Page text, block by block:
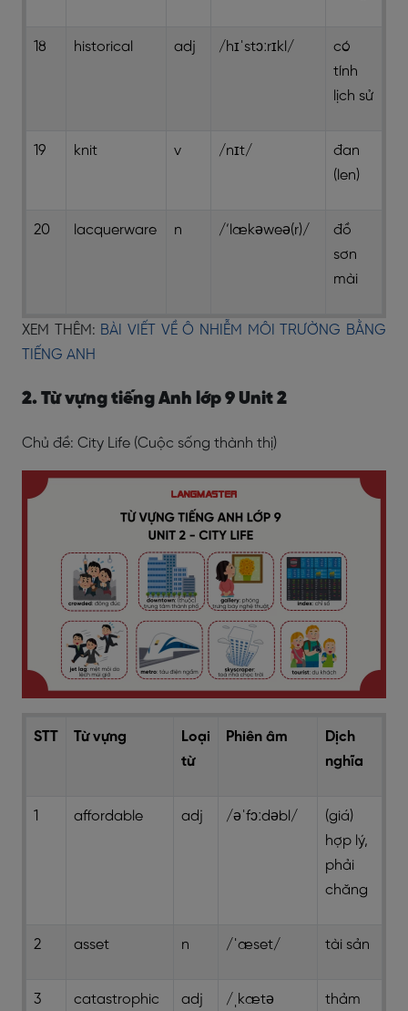
18 historical adj /hɪˈstɔːrɪkl/
có
tính
lịch sử
19 knit v /nɪt/
đan
(len)
20 lacquerware n /’lækəweə(r)/
đồ
sơn
mài
XEM THÊM: BÀI VIẾT VỀ Ô NHIỄM MÔI TRƯỜNG BẰNG
TIẾNG ANH
2. Từ vựng tiếng Anh lớp 9 Unit 2
Chủ đề: City Life (Cuộc sống thành thị)
STT Từ vựng
Loại
từ
Phiên âm
Dịch
nghĩa
1 affordable adj /əˈfɔːdəbl/
(giá)
hợp lý,
phải
chăng
2 asset n /ˈæset/ tài sản
3 catastrophic adj
/ˌkætə
thảm